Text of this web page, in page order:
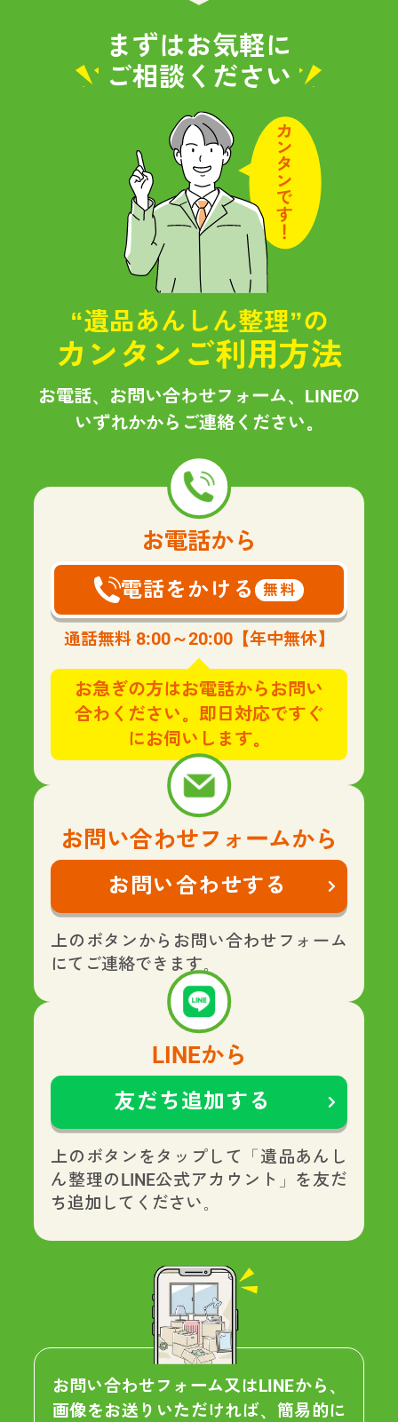
まずはお気軽に
ご相談ください
“遺品あんしん整理”の
カンタンご利用方法
お電話、お問い合わせフォーム、LINEの
いずれかからご連絡ください。
お電話から
電話をかける 無料
通話無料 8:00～20:00 【年中無休】
お急ぎの方はお電話からお問い
合わください。即日対応ですぐ
にお伺いします。
お問い合わせフォームから
お問い合わせする
上のボタンからお問い合わせフォーム
にてご連絡できます。
LINEから
友だち追加する
上のボタンをタップして「遺品あんし
ん整理のLINE公式アカウント」を友だ
ち追加してください。
お問い合わせフォーム又はLINEから、
画像をお送りいただければ、簡易的に